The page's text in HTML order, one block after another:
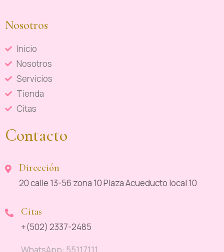
Nosotros
Inicio
Nosotros
Servicios
Tienda
Citas
Contacto
Dirección
20 calle 13-56 zona 10 Plaza Acueducto local 10
Citas
+(502) 2337-2485
WhatsApp: 55117111